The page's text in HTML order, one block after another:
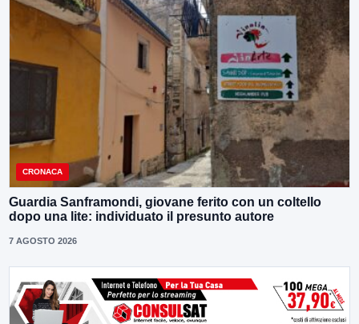
CRONACA
Guardia Sanframondi, giovane ferito con un coltello
dopo una lite: individuato il presunto autore
7 AGOSTO 2026